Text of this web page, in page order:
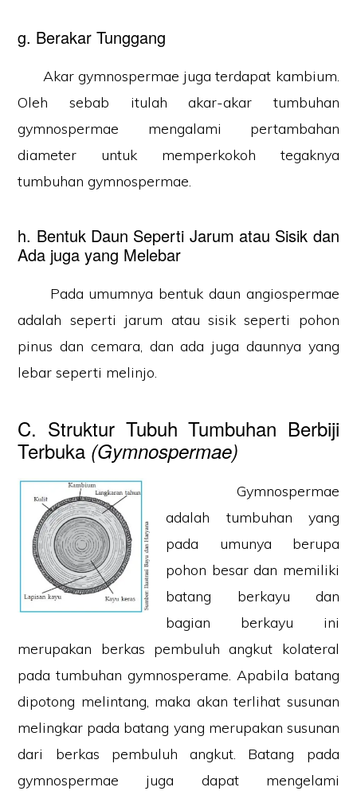
g. Berakar Tunggang
Akar gymnospermae juga terdapat kambium.
Oleh sebab itulah akar-akar tumbuhan
gymnospermae mengalami pertambahan
diameter untuk memperkokoh tegaknya
tumbuhan gymnospermae.
h. Bentuk Daun Seperti Jarum atau Sisik dan
Ada juga yang Melebar
Pada umumnya bentuk daun angiospermae
adalah seperti jarum atau sisik seperti pohon
pinus dan cemara, dan ada juga daunnya yang
lebar seperti melinjo.
C. Struktur Tubuh Tumbuhan Berbiji
Terbuka (Gymnospermae)
Gymnospermae
adalah tumbuhan yang
pada umunya berupa
pohon besar dan memiliki
batang berkayu dan
bagian berkayu ini
merupakan berkas pembuluh angkut kolateral
pada tumbuhan gymnosperame. Apabila batang
dipotong melintang, maka akan terlihat susunan
melingkar pada batang yang merupakan susunan
dari berkas pembuluh angkut. Batang pada
gymnospermae juga dapat mengelami